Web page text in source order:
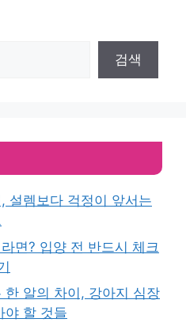
검색
설렘보다 걱정이 앞서는
면? 입양 전 반드시 체크
알의 차이, 강아지 심장
야 할 것들